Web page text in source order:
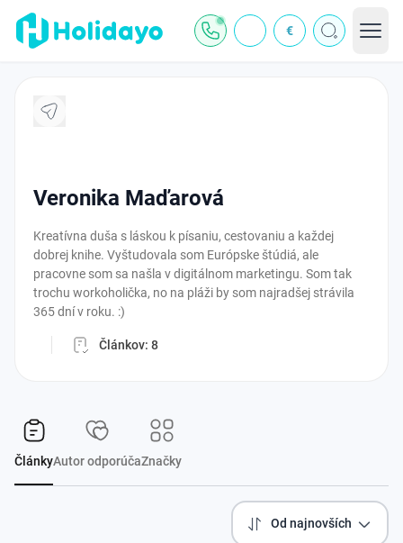
€
J
Veronika Maďarová
Kreatívna duša s láskou k písaniu, cestovaniu a každej
dobrej knihe. Vyštudovala som Európske štúdiá, ale
pracovne som sa našla v digitálnom marketingu. Som tak
trochu workoholička, no na pláži by som najradšej strávila
365 dní v roku. :)
Článkov: 8
ČlánkyAutor odporúčaZnačky
Od najnovších